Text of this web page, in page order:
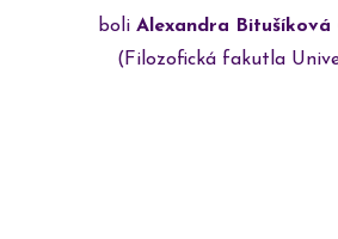
boli Alexandra Bitušíková
(Filozofická fakutla